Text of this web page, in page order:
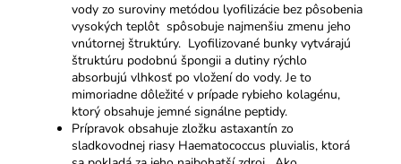
vody zo suroviny metódou lyofilizácie bez pôsobenia
vysokých teplôt spôsobuje najmenšiu zmenu jeho
vnútornej štruktúry. Lyofilizované bunky vytvárajú
štruktúru podobnú špongii a dutiny rýchlo
absorbujú vlhkosť po vložení do vody. Je to
mimoriadne dôležité v prípade rybieho kolagénu,
ktorý obsahuje jemné signálne peptidy.
Prípravok obsahuje zložku astaxantín zo
sladkovodnej riasy Haematococcus pluvialis, ktorá